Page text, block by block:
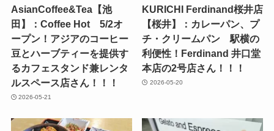
AsianCoffee&Tea【池
田】：Coffee Hot 5/2オ
ープン！アジアのコーヒー
豆とハーブティーを提供す
るカフェスタンド兼レンタ
ルスペース店さん！！！
2026-05-21
KURICHI Ferdinand桜井店
【桜井】：カレーパン、プ
チ・クリームパン 駅横の
利便性！Ferdinand 井口堂
本店の2号店さん！！！
2026-05-20